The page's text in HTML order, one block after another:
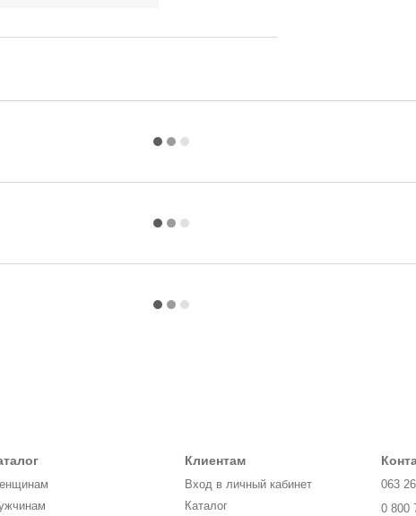
Клиентам
Вход в личный кабинет
Каталог
063
0 800